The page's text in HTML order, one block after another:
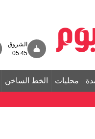
الشروق
05:45
محليات الخط الساخن